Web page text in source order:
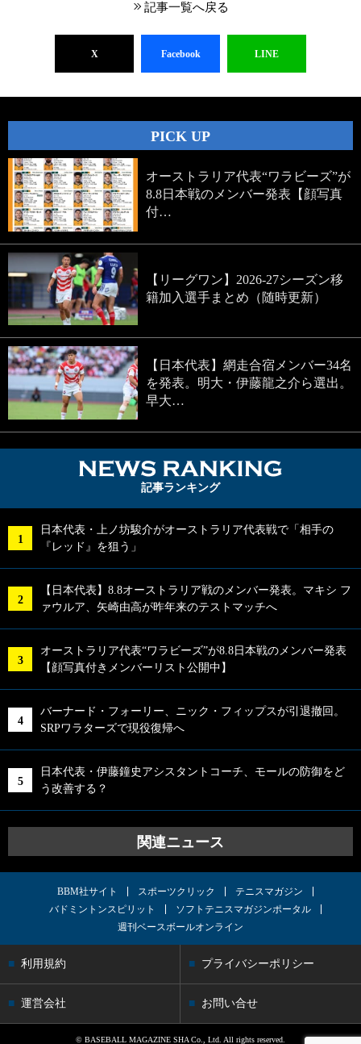
記事一覧へ戻る
X Facebook LINE
PICK UP
オーストラリア代表“ワラビーズ”が
8.8日本戦のメンバー発表【顔写真
付…
【リーグワン】2026-27シーズン移
籍加入選手まとめ（随時更新）
【日本代表】網走合宿メンバー34名
を発表。明大・伊藤龍之介ら選出。
早大…
記事ランキング
日本代表・上ノ坊駿介がオーストラリア代表戦で「相手の
『レッド』を狙う」
【日本代表】8.8オーストラリア戦のメンバー発表。マキシ フ
ァウルア、矢崎由高が昨年来のテストマッチへ
オーストラリア代表“ワラビーズ”が8.8日本戦のメンバー発表
【顔写真付きメンバーリスト公開中】
バーナード・フォーリー、ニック・フィップスが引退撤回。
SRPワラターズで現役復帰へ
日本代表・伊藤鐘史アシスタントコーチ、モールの防御をど
う改善する？
関連ニュース
BBM社サイト スポーツクリック
テニスマガジン
バドミントンスピリット
ソフトテニスマガジンポータル
週刊ベースボールオンライン
利用規約 プライバシーポリシー
運営会社 お問い合せ
© BASEBALL MAGAZINE SHA Co., Ltd. All rights reserved.